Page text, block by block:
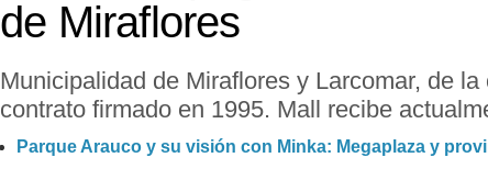
de Miraflores
Municipalidad de Miraflores y Larcomar, de
contrato firmado en 1995. Mall recibe
Parque Arauco y su visión con Minka: Megaplaza y